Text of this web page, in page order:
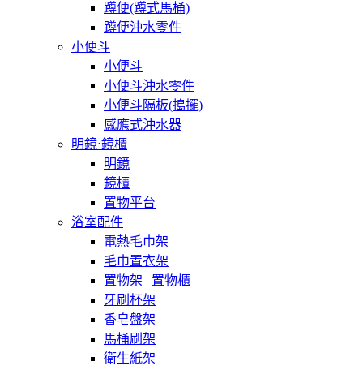
蹲便(蹲式馬桶)
蹲便沖水零件
小便斗
小便斗
小便斗沖水零件
小便斗隔板(搗擺)
感應式沖水器
明鏡⋅鏡櫃
明鏡
鏡櫃
置物平台
浴室配件
電熱毛巾架
毛巾置衣架
置物架 | 置物櫃
牙刷杯架
香皂盤架
馬桶刷架
衛生紙架